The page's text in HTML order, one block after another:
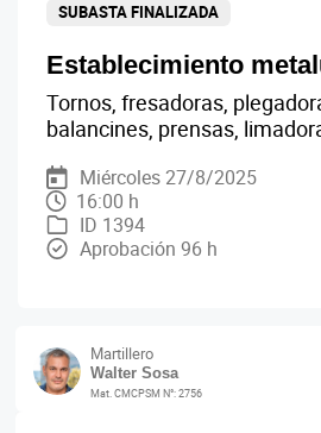
Establecimiento
SUBASTA FINALIZADA
Tornos, fresadoras,
balancines, prensas,
Miércoles 27/8/2025
16:00 h
ID 1394
Aprobación 96 h
Martillero
Walter Sosa
Mat. CMCPSM N°: 2756